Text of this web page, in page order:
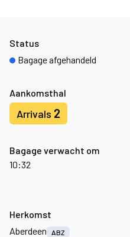
Aankomsthal
Arrivals 2
Bagage verwacht om
10:32
Status
Bagage afgehandeld
Herkomst
Aberdeen
ABZ